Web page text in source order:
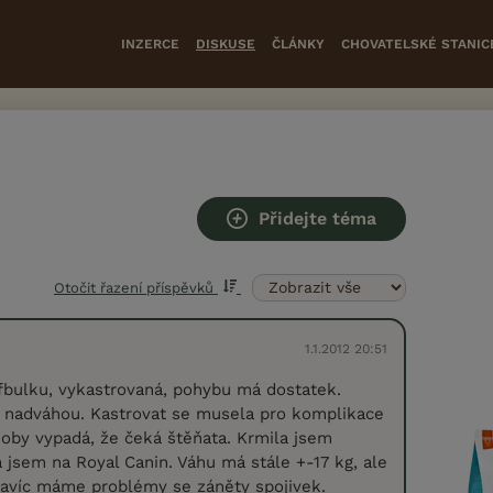
INZERCE DISKUSE ČLÁNKY CHOVATELSKÉ
Přidejte téma
Otočit řazení příspěvků
1.1.2012 20:51
vykastrovaná, pohybu má dostatek.
Kastrovat se musela pro komplikace
vypadá, že čeká štěňata. Krmila jsem
na Royal Canin. Váhu má stále +-17 kg, ale
máme problémy se záněty spojivek.